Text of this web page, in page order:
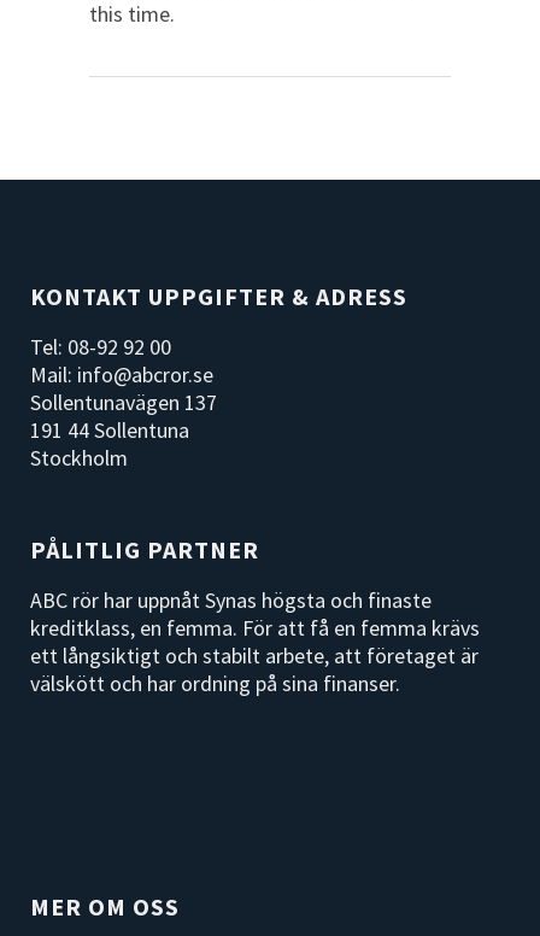
this time.
KONTAKT UPPGIFTER & ADRESS
Tel: 08-92 92 00
Mail: info@abcror.se
Sollentunavägen 137
191 44 Sollentuna
Stockholm
PÅLITLIG PARTNER
ABC rör har uppnåt Synas högsta och finaste
kreditklass, en femma. För att få en femma krävs
ett långsiktigt och stabilt arbete, att företaget är
välskött och har ordning på sina finanser.
MER OM OSS